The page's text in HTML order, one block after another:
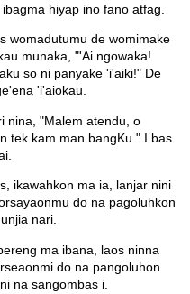
hiyap ino fano atfag.
womadutumu de womimake
munaka, "'Ai ngowaka!
so ni panyake 'i'aiki!" De
'i'aiokau.
nina, "Malem atendu, o
tek kam man bangKu." I bas
ikawahkon ma ia, lanjar nini
do na pagoluhkon
nari.
ma ibana, laos ninna
do na pangoluhon
na sangombas i.